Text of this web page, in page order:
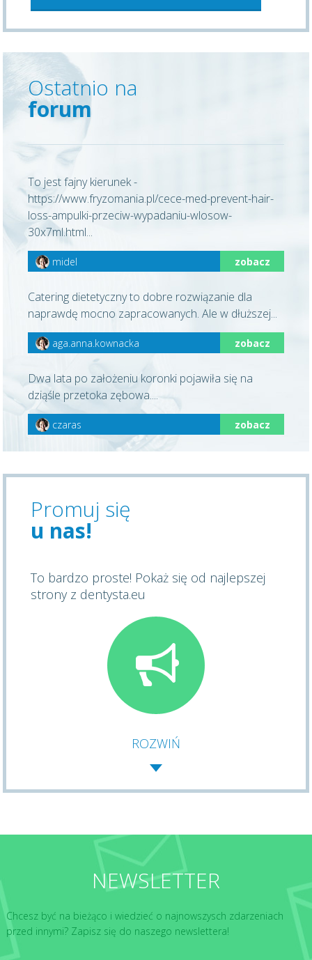
Ostatnio na
forum
To jest fajny kierunek -
https://www.fryzomania.pl/cece-med-prevent-hair-
loss-ampulki-przeciw-wypadaniu-wlosow-
30x7ml.html...
midel zobacz
Catering dietetyczny to dobre rozwiązanie dla
naprawdę mocno zapracowanych. Ale w dłuższej...
aga.anna.kownacka zobacz
Dwa lata po założeniu koronki pojawiła się na
dziąśle przetoka zębowa....
czaras zobacz
Promuj się
u nas!
To bardzo proste! Pokaż się od najlepszej
strony z dentysta.eu
ROZWIŃ
NEWSLETTER
Chcesz być na bieżąco i wiedzieć o najnowszysch zdarzeniach
przed innymi? Zapisz się do naszego newslettera!